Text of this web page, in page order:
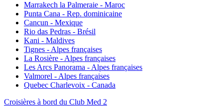
Marrakech la Palmeraie - Maroc
Punta Cana - Rep. dominicaine
Cancun - Mexique
Rio das Pedras - Brésil
Kani - Maldives
Tignes - Alpes françaises
La Rosière - Alpes françaises
Les Arcs Panorama - Alpes françaises
Valmorel - Alpes françaises
Quebec Charlevoix - Canada
Croisières à bord du Club Med 2